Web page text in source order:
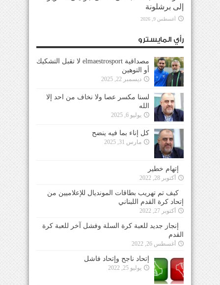
إلى برشلونة
أغسطس 9, 2026
رأي المايسترو
مصداقية elmaestrosport لا تقبل التشكيك
أو التوهين
ديسمبر 22, 2025
لسنا مكسر عصا ولا نخاف من احد إلا
الله
يوليو 6, 2025
كل إناء بما فيه ينضح
مارس 31, 2025
إتهام خطير
أكتوبر 28, 2022
كيف تم تهريب بطاقات المونديال للإعلاميين من
إتحاد كرة القدم اللبناني
أكتوبر 27, 2022
إنجاز جديد للعبة كرة السلة وفشل آخر للعبة كرة
القدم
أغسطس 26, 2022
إتحاد ناجح وإتحاد فاشل
يوليو 25, 2022